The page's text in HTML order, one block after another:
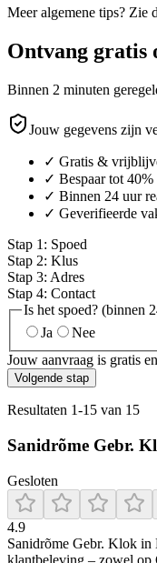
Meer algemene tips? Zie
Ontvang gratis
Binnen 2 minuten
Jouw gegevens zijn
✓ Gratis &
✓ Bespaar tot
✓ Binnen 24 uur
✓ Geverifieerde
Stap 1 : Spoed
Stap 2: Klus
Stap 3: Adres
Stap 4: Contact
Is het spoed? (binnen
Ja
Nee
Jouw aanvraag is gratis
Volgende stap
Resultaten 1-15 van 15
Sanidrõme Gebr.
Gesloten
4.9
Sanidrõme Gebr. Klok in
klantbeleving – zowel op